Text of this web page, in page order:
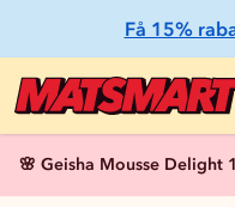
Få 15%
🌸 Geisha Mousse Delight